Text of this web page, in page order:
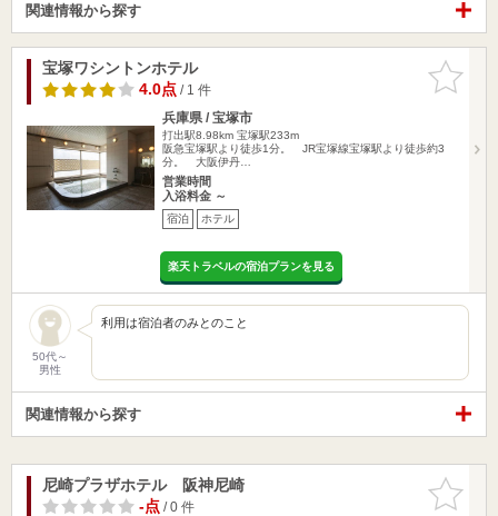
関連情報から探す
お気に入
りに追加
宝塚ワシントンホテル
4.0点/ 1 件
兵庫県 / 宝塚市
打出駅8.98km 宝塚駅233m
阪急宝塚駅より徒歩1分。 JR宝塚線宝塚駅より徒歩約3
分。 大阪伊丹…
営業時間
入浴料金 ～
宿泊 ホテル
楽天トラベルの宿泊プランを見る
50代～
男性
利用は宿泊者のみとのこと
関連情報から探す
お気に入
りに追加
尼崎プラザホテル 阪神尼崎
-点/ 0 件